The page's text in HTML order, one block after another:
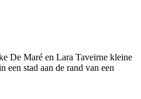
De Maré en Lara Taveirne kleine
een stad aan de rand van een